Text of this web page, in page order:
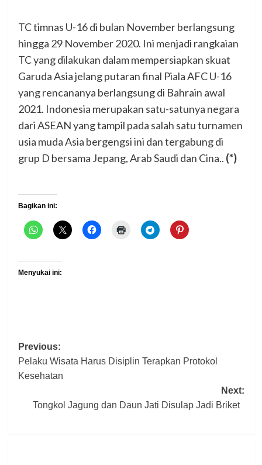
TC timnas U-16 di bulan November berlangsung
hingga 29 November 2020. Ini menjadi rangkaian
TC yang dilakukan dalam mempersiapkan skuat
Garuda Asia jelang putaran final Piala AFC U-16
yang rencananya berlangsung di Bahrain awal
2021. Indonesia merupakan satu-satunya negara
dari ASEAN yang tampil pada salah satu turnamen
usia muda Asia bergengsi ini dan tergabung di
grup D bersama Jepang, Arab Saudi dan Cina.. (*)
Bagikan ini:
Menyukai ini:
Post
navigation
Previous:
Pelaku Wisata Harus Disiplin Terapkan Protokol
Kesehatan
Next:
Tongkol Jagung dan Daun Jati Disulap Jadi Briket